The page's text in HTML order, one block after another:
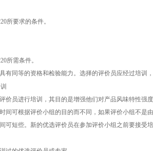
要求的条件。
所需条件。
同等的资格和检验能力。选择的评价员应经过培训，
员进行培训，其目的是增强他们对产品风味特性强
可根据评价小组的目的而不同，如果评价小组不是
可短些。新的优选评价员在参加评价小组之前要接受培